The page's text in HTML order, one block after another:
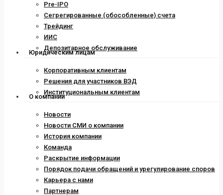
Pre-IPO
Сегрегированные (обособленные) счета
Трейдинг
ИИС
Депозитарное обслуживание
Юридическим лицам
Корпоративным клиентам
Решения для участников ВЭД
Институциональным клиентам
О компании
Новости
Новости СМИ о компании
История компании
Команда
Раскрытие информации
Порядок подачи обращений и урегулирование споров
Карьера с нами
Партнерам